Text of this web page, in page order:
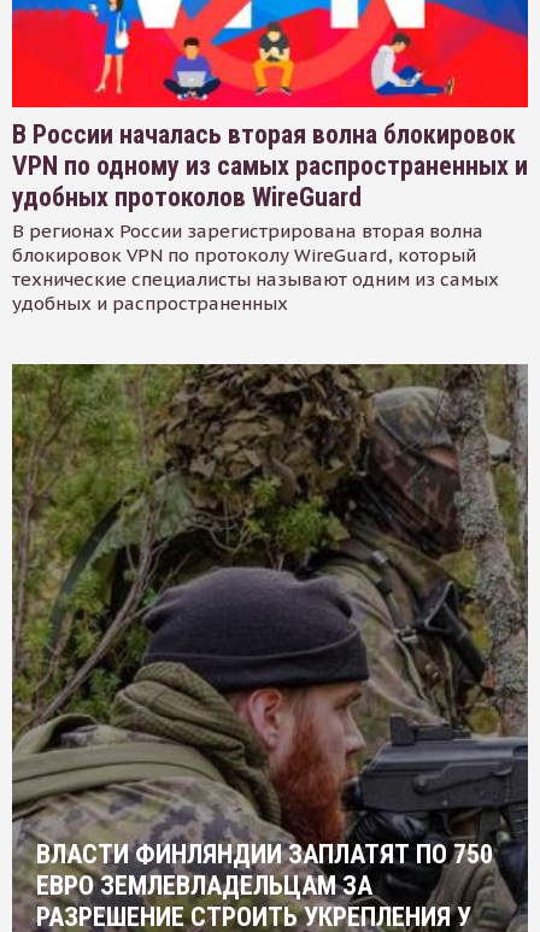
В России началась вторая волна блокировок
VPN по одному из самых распространенных и
удобных протоколов WireGuard
В регионах России зарегистрирована вторая волна
блокировок VPN по протоколу WireGuard, который
технические специалисты называют одним из самых
удобных и распространенных
ВЛАСТИ ФИНЛЯНДИИ ЗАПЛАТЯТ ПО 750
ЕВРО ЗЕМЛЕВЛАДЕЛЬЦАМ ЗА
РАЗРЕШЕНИЕ СТРОИТЬ УКРЕПЛЕНИЯ У